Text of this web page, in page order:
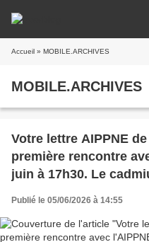
Accueil » MOBILE.ARCHIVES
MOBILE.ARCHIVES
Votre lettre AIPPNE
première rencontre
juin à 17h30. Le
Fouju,,l'eau potable, la
Publié le 05/06/2026 à 14:55